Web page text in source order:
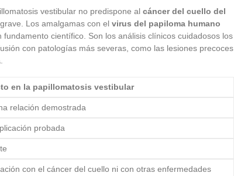
vestibular no predispone al cáncer del cuello del
Los amalgamas con el virus del papiloma humano
científico. Son los análisis clínicos cuidadosos los
con patologías más severas, como las lesiones precoces
en la papillomatosis vestibular
relación demostrada
probada
con el cáncer del cuello ni con otras enfermedades